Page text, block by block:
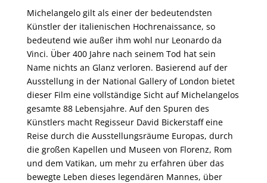
Michelangelo gilt als einer der bedeutendsten
Künstler der italienischen Hochrenaissance, so
bedeutend wie außer ihm wohl nur Leonardo da
Vinci. Über 400 Jahre nach seinem Tod hat sein
Name nichts an Glanz verloren. Basierend auf der
Ausstellung in der National Gallery of London bietet
dieser Film eine vollständige Sicht auf Michelangelos
gesamte 88 Lebensjahre. Auf den Spuren des
Künstlers macht Regisseur David Bickerstaff eine
Reise durch die Ausstellungsräume Europas, durch
die großen Kapellen und Museen von Florenz, Rom
und dem Vatikan, um mehr zu erfahren über das
bewegte Leben dieses legendären Mannes, über